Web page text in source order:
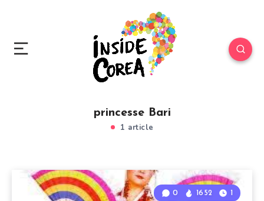
princesse Bari
1 article
0 1652 1